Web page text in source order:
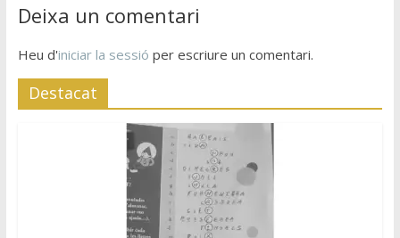
Deixa un comentari
Heu d'iniciar la sessió per escriure un comentari.
Destacat